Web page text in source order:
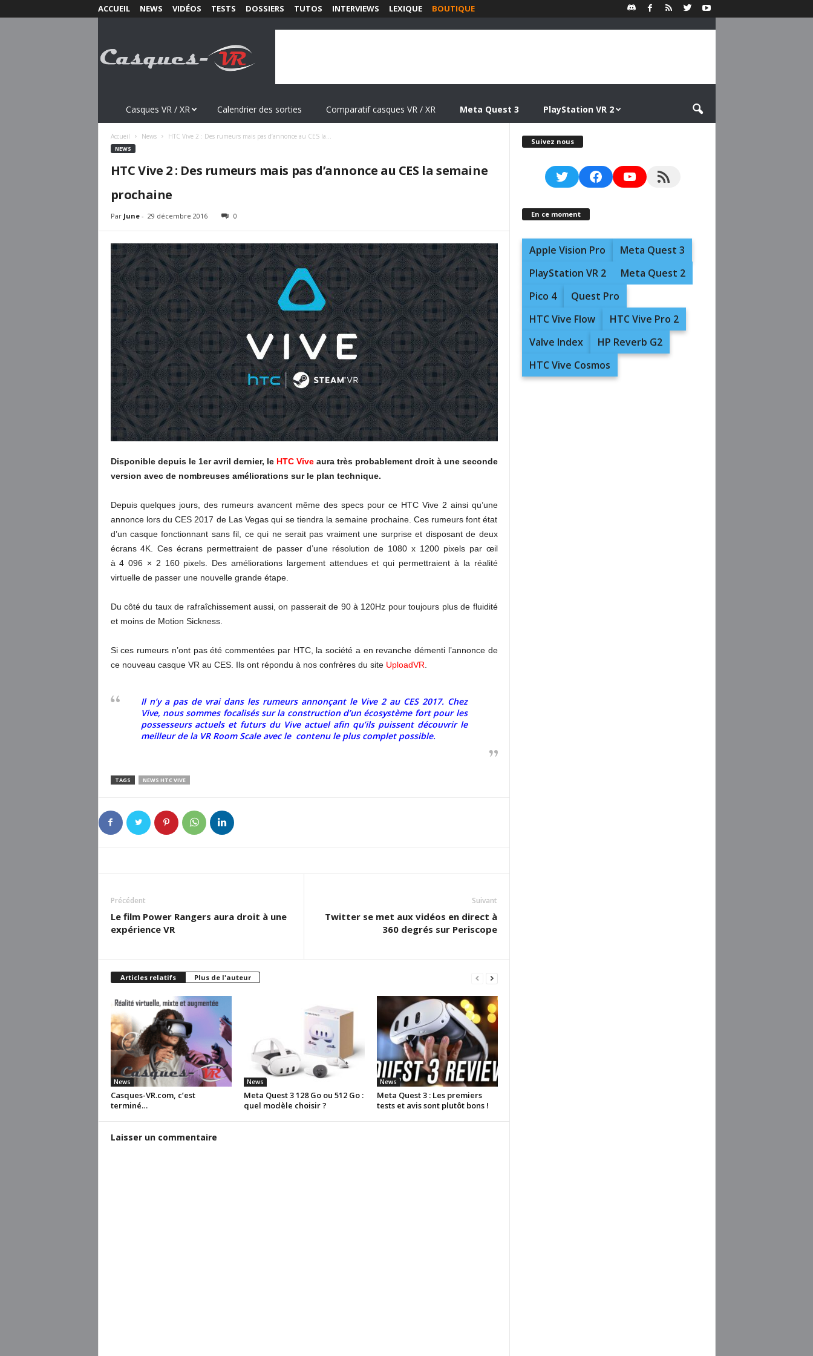
ACCUEIL NEWS VIDÉOS TESTS DOSSIERS TUTOS INTERVIEWS LEXIQUE BOUTIQUE
s
Casques VR / XR Calendrier des sorties Comparatif casques VR / XR Meta Quest 3 PlayStation VR 2
Accueil News HTC Vive 2 : Des rumeurs mais pas d’annonce au CES la...
NEWS
HTC Vive 2 : Des rumeurs mais pas d’annonce au CES la semaine
prochaine
Par June- 29 décembre 2016 0
Disponible depuis le 1er avril dernier, le HTC Viveaura très probablement droit à une seconde
version avec de nombreuses améliorations sur le plan technique.
Depuis quelques jours, des rumeurs avancent même des specs pour ce HTC Vive 2 ainsi qu’une
annonce lors du CES 2017 de Las Vegas qui se tiendra la semaine prochaine. Ces rumeurs font état
d’un casque fonctionnant sans fil, ce qui ne serait pas vraiment une surprise et disposant de deux
écrans 4K. Ces écrans permettraient de passer d’une résolution de 1080 x 1200 pixels par œil
à 4 096 × 2 160 pixels. Des améliorations largement attendues et qui permettraient à la réalité
virtuelle de passer une nouvelle grande étape.
Du côté du taux de rafraîchissement aussi, on passerait de 90 à 120Hz pour toujours plus de fluidité
et moins de Motion Sickness.
Si ces rumeurs n’ont pas été commentées par HTC, la société a en revanche démenti l’annonce de
ce nouveau casque VR au CES. Ils ont répondu à nos confrères du site UploadVR
Il n’y a pas de vrai dans les rumeurs annonçant le Vive 2 au CES 2017. Chez
Vive, nous sommes focalisés sur la construction d’un écosystème fort pour les
possesseurs actuels et futurs du Vive actuel afin qu’ils puissent découvrir le
meilleur de la VR Room Scale avec le contenu le plus complet possible.
TAGS NEWS HTC VIVE
Précédent
Le film Power Rangers aura droit à une
expérience VR
Suivant
Twitter se met aux vidéos en direct à
360 degrés sur Periscope
Articles relatifs Plus de l'auteur
News
Casques-VR.com, c’est
terminé…
News
Meta Quest 3 128 Go ou 512 Go :
quel modèle choisir ?
News
Meta Quest 3 : Les premiers
tests et avis sont plutôt bons !
Laisser un commentaire
Suivez nous
TwitterFacebookYouTubeRSS Feed
En ce moment
Apple Vision Pro
Meta Quest 3
PlayStation VR 2
Meta Quest 2
Pico 4
Quest Pro
HTC Vive Flow
HTC Vive Pro 2
Valve Index
HP Reverb G2
HTC Vive Cosmos